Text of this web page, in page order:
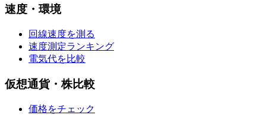
速度・環境
回線速度を測る
速度測定ランキング
電気代を比較
仮想通貨・株比較
価格をチェック